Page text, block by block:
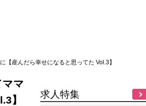
産んだら幸せになると思ってた Vol.3】
マ
】
求人特集